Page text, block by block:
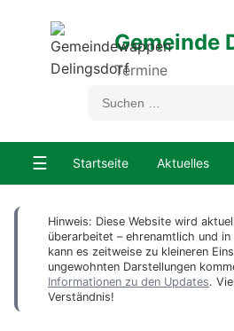
Gemeinde
Termine
☰ Startseite Aktuelles
Hinweis: Diese Website wird
überarbeitet – ehrenamtlich und
kann es zeitweise zu kleineren
ungewohnten Darstellungen
Informationen zu den Updates.
Verständnis!